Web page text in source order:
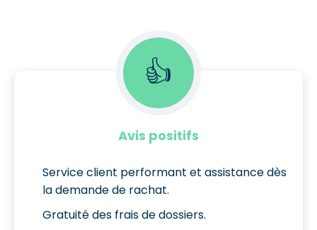
👍
Avis positifs
Service client performant et assistance dès
la demande de rachat.
Gratuité des frais de dossiers.